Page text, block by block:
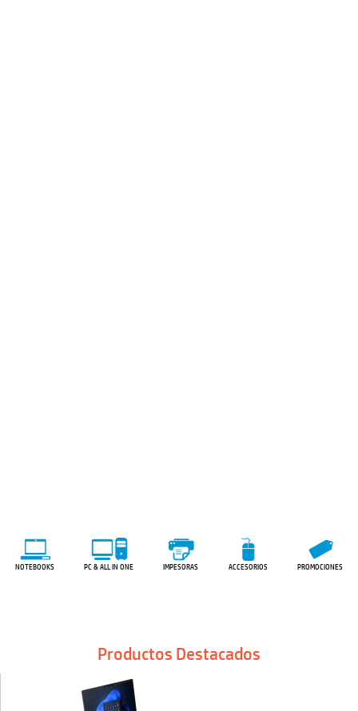
NOTEBOOKS PC & ALL IN ONE IMPESORAS ACCESORIOS PROMOCIONES
Productos Destacados